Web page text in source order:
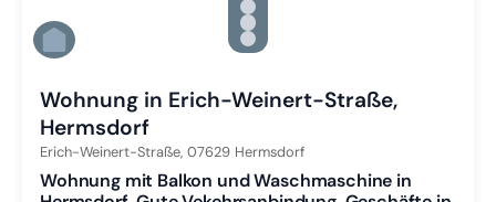
Zu Slide 3 wechseln
Zu Slide 4 wechseln
Zu Slide 5 wechseln
Zu Slide 6 wechseln
Wohnung in Erich-Weinert-Straße,
Hermsdorf
Erich-Weinert-Straße, 07629 Hermsdorf
Wohnung mit Balkon und Waschmaschine in